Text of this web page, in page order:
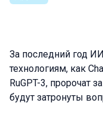
За последний год
технологиям, как
RuGPT-3, пророчат
будут затронуты